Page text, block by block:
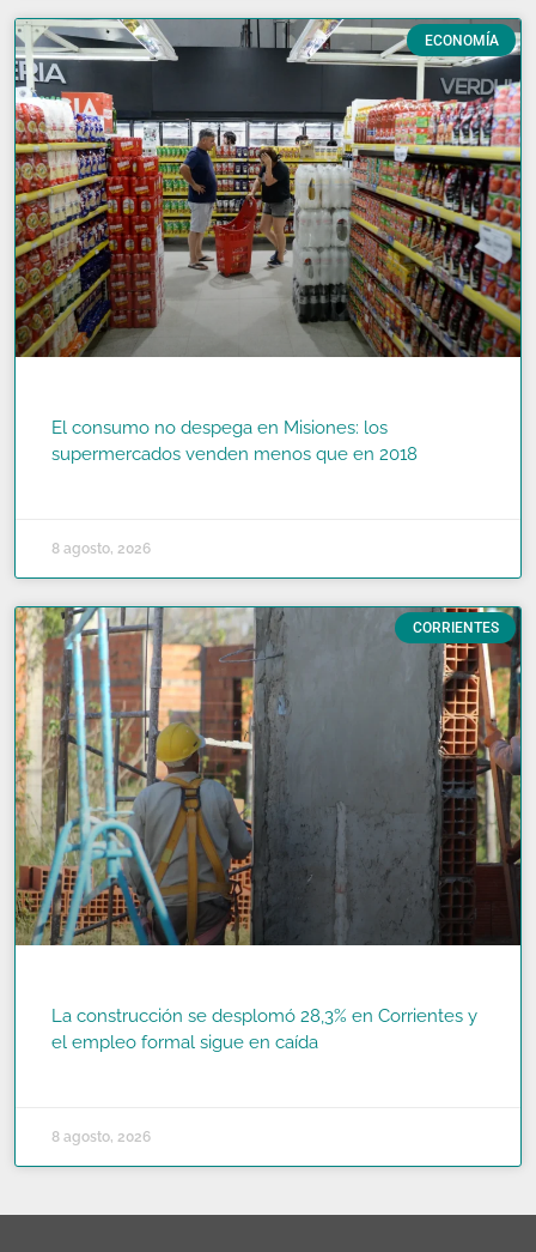
ECONOMÍA
El consumo no despega en Misiones: los
supermercados venden menos que en 2018
8 agosto, 2026
CORRIENTES
La construcción se desplomó 28,3% en Corrientes y
el empleo formal sigue en caída
8 agosto, 2026